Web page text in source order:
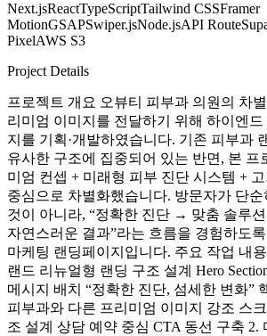
Next.jsReactTypeScriptTailwind CSSFramer
MotionGSAPSwiper.jsNode.jsAPI Route
PixelAWS S3
Project Details
프로젝트 개요 오뷰티 피부과 의원의 차
리미엄 이미지를 전달하기 위해 하이엔드
지를 기획·개발하였습니다. 기존 피부과
유사한 구조에 집중되어 있는 반면, 본 프
미엄 컨셉 + 미래형 피부 진단 시스템 +
중심으로 차별화했습니다. 방문자가 단
것이 아니라, “정확한 진단 → 맞춤 솔루
자연스러운 결과”라는 흐름을 경험하도
마케팅 랜딩페이지입니다. 주요 작업 내
랜드 리뉴얼형 랜딩 구조 설계 Hero
메시지 배치 “정확한 진단, 섬세한 변화”
피부과와 다른 프리미엄 이미지 강조 스
조 설계 상담 예약 중심 CTA 동선 구축 2.